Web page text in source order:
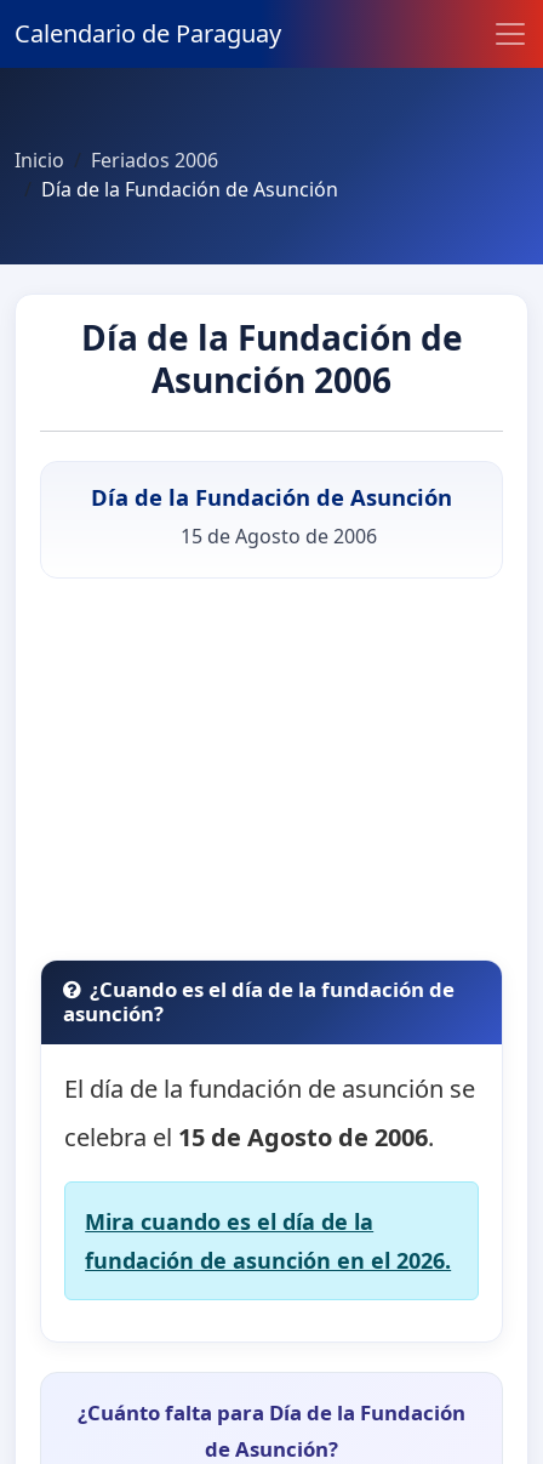
Calendario de Paraguay
Inicio
Feriados 2006
Día de la Fundación de Asunción
Día de la Fundación de
Asunción 2006
Día de la Fundación de Asunción
15 de Agosto de 2006
¿Cuando es el día de la fundación de
asunción?
El día de la fundación de asunción se
celebra el 15 de Agosto de 2006.
Mira cuando es el día de la
fundación de asunción en el 2026.
¿Cuánto falta para Día de la Fundación
de Asunción?